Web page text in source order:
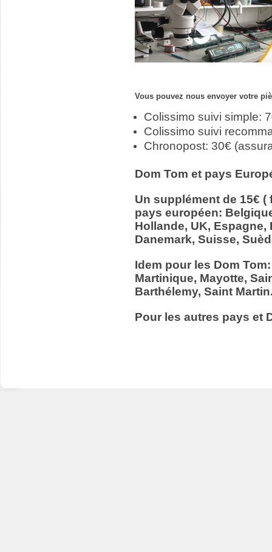
Vous pouvez nous envoyer votre
Colissimo suivi simple:
Colissimo suivi
Chronopost: 30€
Dom Tom et pays
Un supplément de 15€
pays européen:
Hollande, UK,
Danemark, Suisse,
Idem pour les Dom
Martinique, Mayotte,
Barthélemy, Saint
Pour les autres pays et